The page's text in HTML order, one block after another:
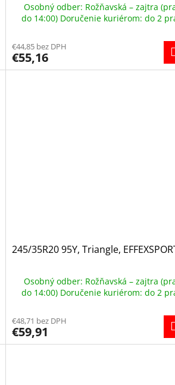
Osobný odber: Rožňavská – zajtra
do 14:00) Doručenie kuriérom: do 2
€44,85 bez DPH
€55,16
245/35R20 95Y, Triangle,
Osobný odber: Rožňavská – zajtra
do 14:00) Doručenie kuriérom: do 2
€48,71 bez DPH
€59,91